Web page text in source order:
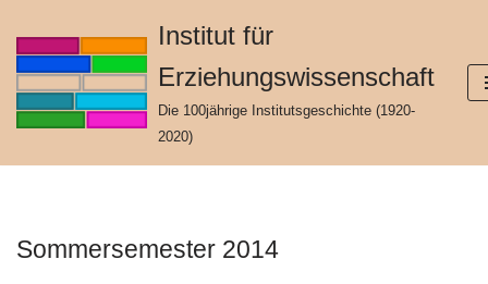
Zum
springen
Institut für
Erziehungswissenschaft
Die 100jährige Institutsgeschichte (1920-
2020)
Sommersemester 2014